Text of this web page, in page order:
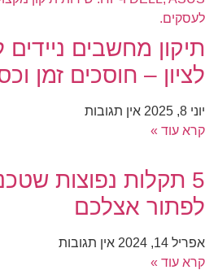
תיקון מחשבים
לציון – חוסכים זמן
יוני 8, 2025
אין תגובות
קרא עוד »
5 תקלות נפוצות
לפתור אצלכם
אפריל 14, 2024
אין תגובות
קרא עוד »